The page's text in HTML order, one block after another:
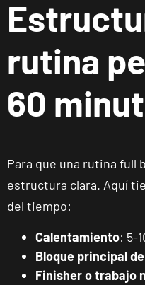
rutina
60
Para que una rutina full
estructura clara. Aquí
del tiempo:
Calentamiento: 5-
Bloque principal
Finisher o trabajo